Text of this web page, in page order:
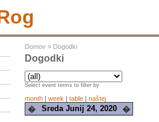
Domov » Dogodki
Dogodki
Select event terms to filter by
month | week | table | naštej
� Sreda Junij 24, 2020 �